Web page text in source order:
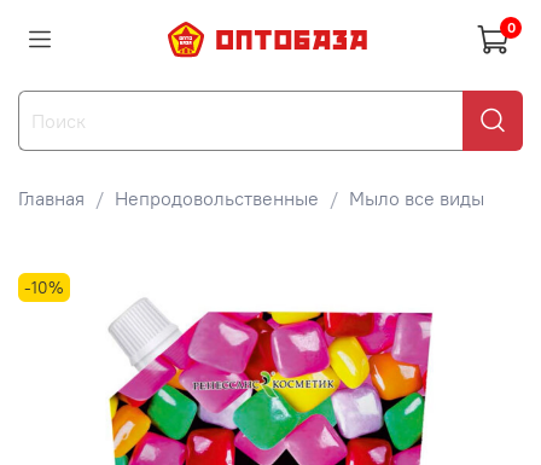
0
Главная Непродовольственные Мыло все виды
-10%